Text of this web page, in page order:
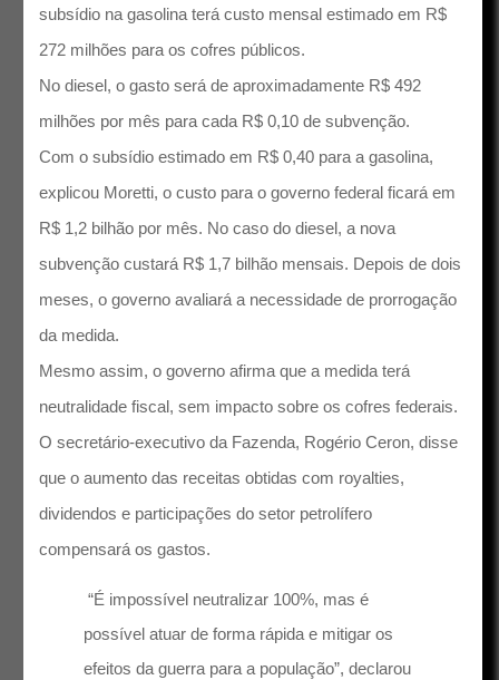
subsídio na gasolina terá custo mensal estimado em R$
272 milhões para os cofres públicos.
No diesel, o gasto será de aproximadamente R$ 492
milhões por mês para cada R$ 0,10 de subvenção.
Com o subsídio estimado em R$ 0,40 para a gasolina,
explicou Moretti, o custo para o governo federal ficará em
R$ 1,2 bilhão por mês. No caso do diesel, a nova
subvenção custará R$ 1,7 bilhão mensais. Depois de dois
meses, o governo avaliará a necessidade de prorrogação
da medida.
Mesmo assim, o governo afirma que a medida terá
neutralidade fiscal, sem impacto sobre os cofres federais.
O secretário-executivo da Fazenda, Rogério Ceron, disse
que o aumento das receitas obtidas com royalties,
dividendos e participações do setor petrolífero
compensará os gastos.
“É impossível neutralizar 100%, mas é
possível atuar de forma rápida e mitigar os
efeitos da guerra para a população”, declarou